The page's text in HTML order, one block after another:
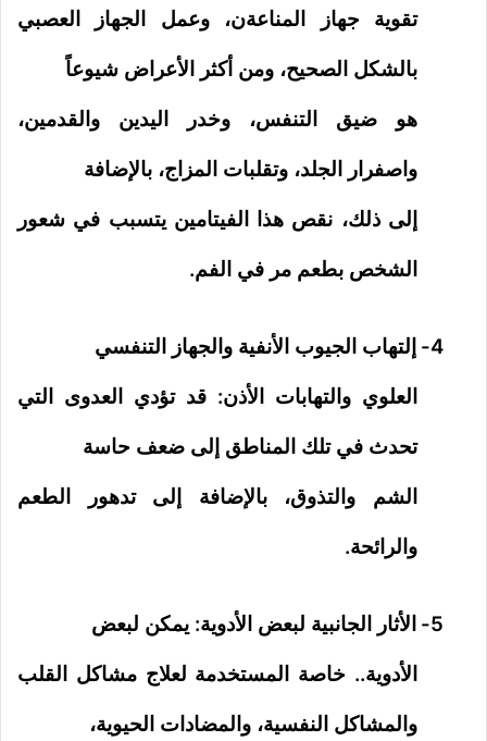
تقوية جهاز المناعةن، وعمل الجهاز العصبي
بالشكل الصحيح، ومن أكثر الأعراض شيوعاً
هو ضيق التنفس، وخدر اليدين والقدمين،
واصفرار الجلد، وتقلبات المزاج، بالإضافة
إلى ذلك، نقص هذا الفيتامين يتسبب في شعور
الشخص بطعم مر في الفم.
4-
إلتهاب الجيوب الأنفية والجهاز التنفسي
العلوي والتهابات الأذن: قد تؤدي العدوى التي
تحدث في تلك المناطق إلى ضعف حاسة
الشم والتذوق، بالإضافة إلى تدهور الطعم
والرائحة.
5-
الأثار الجانبية لبعض الأدوية: يمكن لبعض
الأدوية.. خاصة المستخدمة لعلاج مشاكل القلب
والمشاكل النفسية، والمضادات الحيوية،